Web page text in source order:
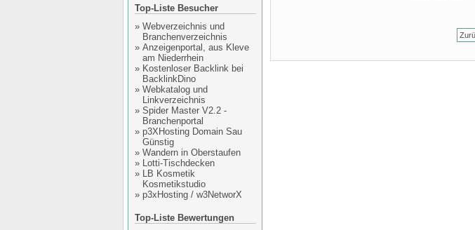
Top-Liste Besucher
» Webverzeichnis und
Branchenverzeichnis
» Anzeigenportal, aus Kleve
am Niederrhein
» Kostenloser Backlink bei
BacklinkDino
» Webkatalog und
Linkverzeichnis
» Spider Master V2.2 -
Branchenportal
» p3XHosting Domain Sau
Günstig
» Wandern in Oberstaufen
» Lotti-Tischdecken
» LB Kosmetik
Kosmetikstudio
» p3xHosting / w3NetworX
Top-Liste Bewertungen